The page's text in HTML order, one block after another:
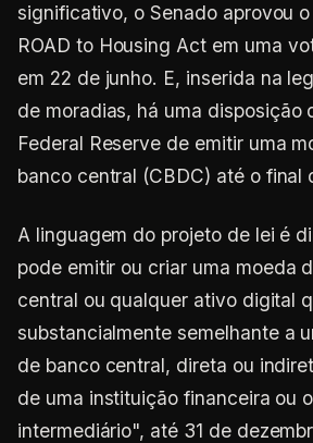
significativo, o Senado aprovou
ROAD to Housing Act em uma
em 22 de junho. E, inserida na
de moradias, há uma disposição
Federal Reserve de emitir uma
banco central (CBDC) até o final
A linguagem do projeto de lei é
pode emitir ou criar uma moeda
central ou qualquer ativo digital
substancialmente semelhante a
de banco central, direta ou
de uma instituição financeira ou
intermediário", até 31 de